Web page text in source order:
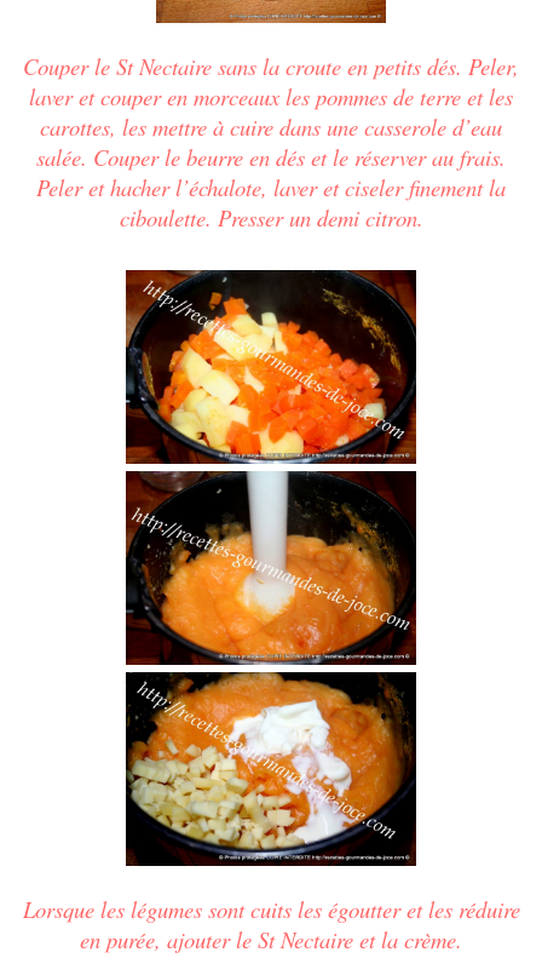
Couper le St Nectaire sans la croute en petits dés. Peler,
laver et couper en morceaux les pommes de terre et les
carottes, les mettre à cuire dans une casserole d’eau
salée. Couper le beurre en dés et le réserver au frais.
Peler et hacher l’échalote, laver et ciseler finement la
ciboulette. Presser un demi citron.
Lorsque les légumes sont cuits les égoutter et les réduire
en purée, ajouter le St Nectaire et la crème.